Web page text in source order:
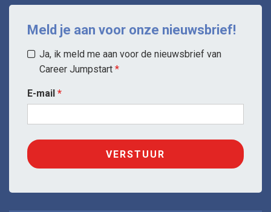
Meld je aan voor onze nieuwsbrief!
Ja, ik meld me aan voor de nieuwsbrief van
Career Jumpstart
E-mail
VERSTUUR